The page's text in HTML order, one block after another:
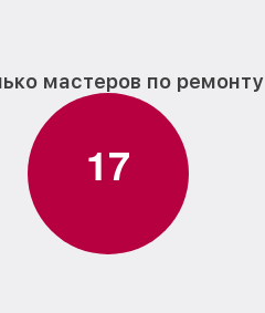
мастеров по ремонту
17